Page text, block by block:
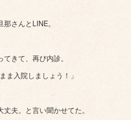
さんとLINE。
きて、再び内診。
ま入院しましょう！」
夫。と言い聞かせてた。